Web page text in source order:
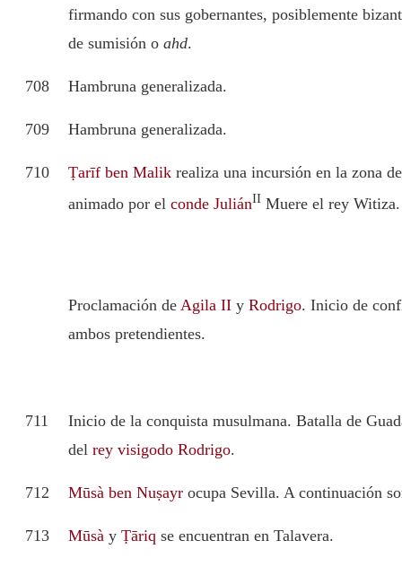
firmando con sus gobernantes, posiblemente
de sumisión o ahd.
708 Hambruna generalizada.
709 Hambruna generalizada.
710 Ṭarīf ben Malik realiza una incursión en la zona
animado por el conde JuliánII Muere el rey Witiza.
Proclamación de Agila II y Rodrigo. Inicio de
ambos pretendientes.
711
Inicio de la conquista musulmana. Batalla de
del rey visigodo Rodrigo.
712 Mūsà ben Nuṣayr ocupa Sevilla. A continuación
713 Mūsà y Ṭāriq se encuentran en Talavera.